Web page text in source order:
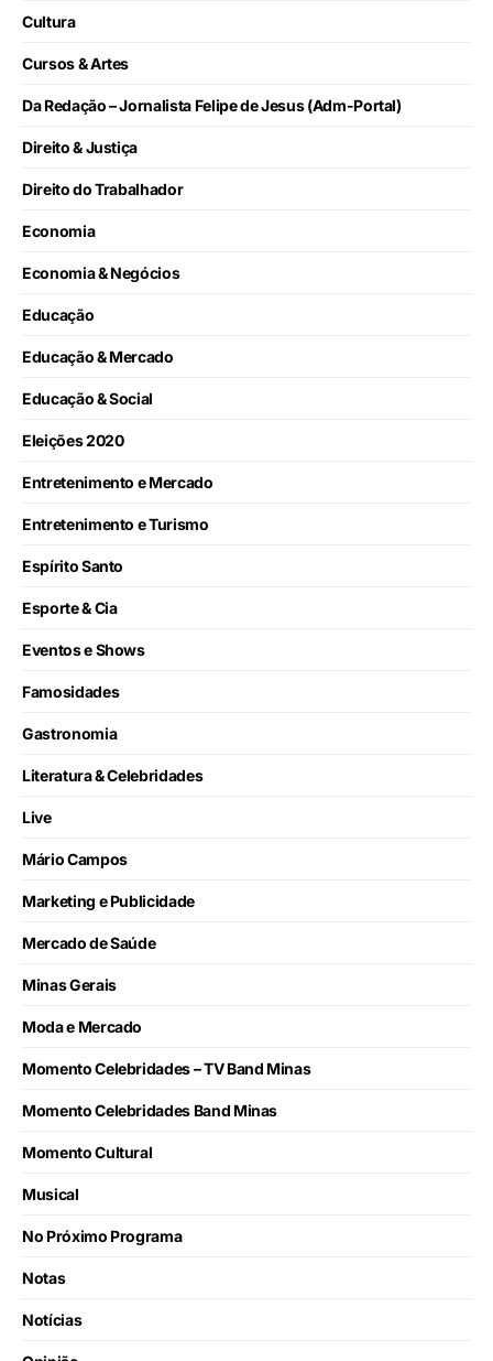
Cultura
Cursos & Artes
Da Redação – Jornalista Felipe de Jesus (Adm-Portal)
Direito & Justiça
Direito do Trabalhador
Economia
Economia & Negócios
Educação
Educação & Mercado
Educação & Social
Eleições 2020
Entretenimento e Mercado
Entretenimento e Turismo
Espírito Santo
Esporte & Cia
Eventos e Shows
Famosidades
Gastronomia
Literatura & Celebridades
Live
Mário Campos
Marketing e Publicidade
Mercado de Saúde
Minas Gerais
Moda e Mercado
Momento Celebridades – TV Band Minas
Momento Celebridades Band Minas
Momento Cultural
Musical
No Próximo Programa
Notas
Notícias